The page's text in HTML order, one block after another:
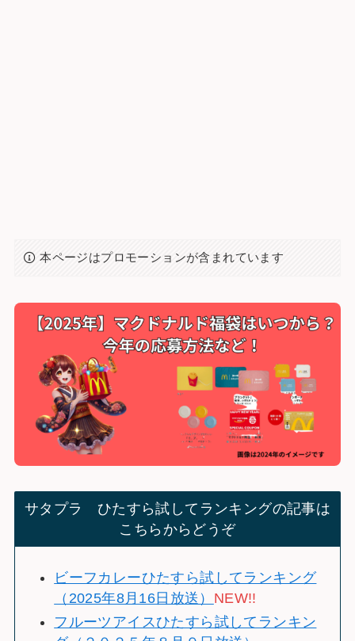
本ページはプロモーションが含まれています
サタプラ ひたすら試してランキングの記事は
こちらからどうぞ
ビーフカレーひたすら試してランキング
（2025年8月16日放送） NEW!!
フルーツアイスひたすら試してランキン